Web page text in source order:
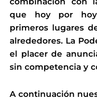
que hoy por
primeros lugares
alrededores. La
el placer de
sin competencia y
A continuación